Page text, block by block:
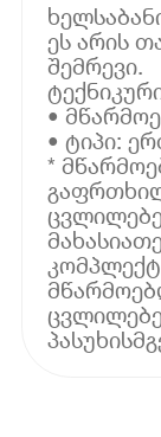
ეს არის
შემრევი.
•
• ტიპი:
*